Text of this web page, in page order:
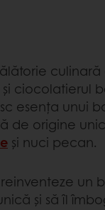
ciocolatierul
esența unui
de origine
și nuci pecan.
și să îl